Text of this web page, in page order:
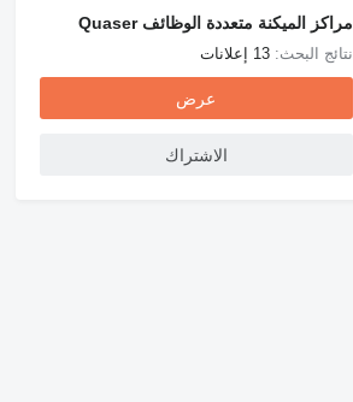
مراكز الميكنة متعددة الوظائف Quaser
نتائج البحث:13 إعلانات
عرض
الاشتراك